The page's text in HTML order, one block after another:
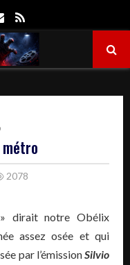
Email
2078
dirait notre Obélix
assez osée et qui
par l’émissionSilvio